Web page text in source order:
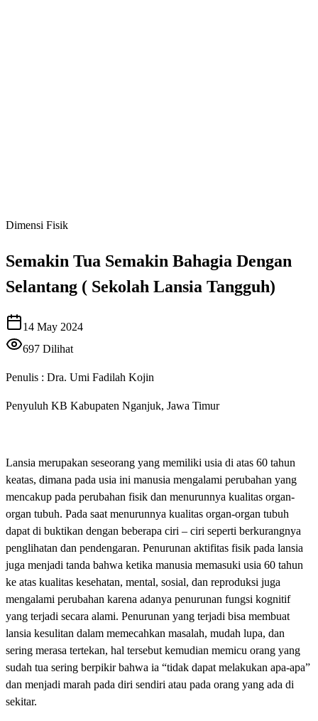
Dimensi Fisik
Semakin Tua Semakin Bahagia Dengan
Selantang ( Sekolah Lansia Tangguh)
14 May 2024
697 Dilihat
Penulis : Dra. Umi Fadilah Kojin
Penyuluh KB Kabupaten Nganjuk, Jawa Timur
Lansia merupakan seseorang yang memiliki usia di atas 60 tahun
keatas, dimana pada usia ini manusia mengalami perubahan yang
mencakup pada perubahan fisik dan menurunnya kualitas organ-
organ tubuh. Pada saat menurunnya kualitas organ-organ tubuh
dapat di buktikan dengan beberapa ciri – ciri seperti berkurangnya
penglihatan dan pendengaran. Penurunan aktifitas fisik pada lansia
juga menjadi tanda bahwa ketika manusia memasuki usia 60 tahun
ke atas kualitas kesehatan, mental, sosial, dan reproduksi juga
mengalami perubahan karena adanya penurunan fungsi kognitif
yang terjadi secara alami. Penurunan yang terjadi bisa membuat
lansia kesulitan dalam memecahkan masalah, mudah lupa, dan
sering merasa tertekan, hal tersebut kemudian memicu orang yang
sudah tua sering berpikir bahwa ia “tidak dapat melakukan apa-apa”
dan menjadi marah pada diri sendiri atau pada orang yang ada di
sekitar.